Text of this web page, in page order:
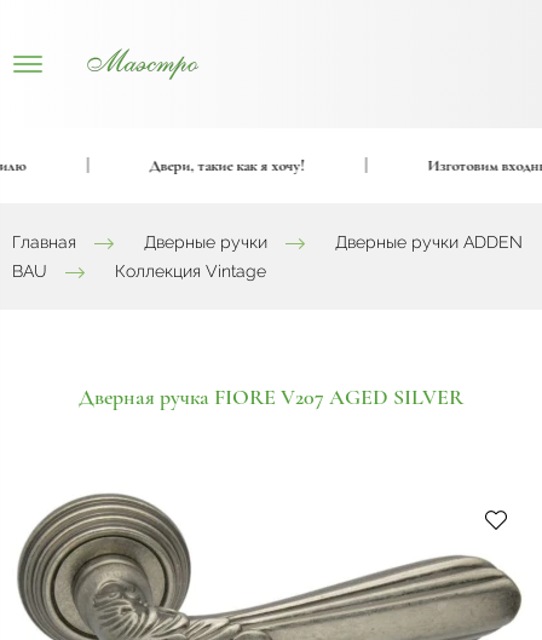
Двери, такие как я хочу! Изготовим
Главная Дверные ручки
Дверные ручки ADDEN
BAU
Коллекция Vintage
Дверная ручка FIORE V207 AGED SILVER